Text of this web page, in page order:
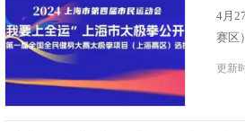
4月
赛区
更新